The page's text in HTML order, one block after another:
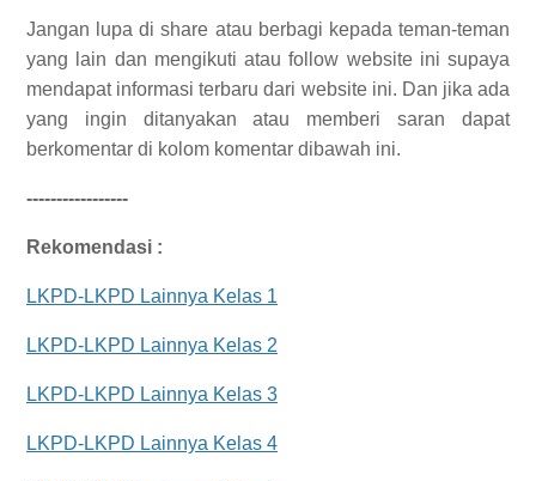
Jangan lupa di share atau berbagi kepada teman-teman
yang lain dan mengikuti atau follow website ini supaya
mendapat informasi terbaru dari website ini. Dan jika ada
yang ingin ditanyakan atau memberi saran dapat
berkomentar di kolom komentar dibawah ini.
-----------------
Rekomendasi :
LKPD-LKPD Lainnya Kelas 1
LKPD-LKPD Lainnya Kelas 2
LKPD-LKPD Lainnya Kelas 3
LKPD-LKPD Lainnya Kelas 4